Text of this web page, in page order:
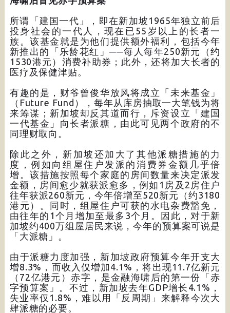
所谓「建国一代」，即在新加坡1965年独立前后
投身社会的一代人，现在已55岁以上的长者一
族。该基金就是为他们提供额外福利，包括今年
新推出的「乐龄花红」──每人每年250新元（约
1530港元）消费补助券；此外，还将加大长者的
医疗及保健津贴。
有趣的是，财爷曾俊华放风将成立「未来基金」
（Future Fund），每年从库房抽取一大笔钱为将
来筹谋；新加坡却反其道而行，斥资设立「建国
一代基金」向长者派糖，由此可见两个政府的不
同理财取向。
除此之外，新加坡还加大了其他派糖措施的力
度，例如向组屋住户发派的消费券金额几乎倍
增。该措施按照每个家庭的房间数量来决定派发
金额，房间愈少就获派愈多，例如1房及2房住户
往年获派260新元，今年倍增至520新元（约3180
港元）。同时，组屋住户可获的水电杂费豁免，
由往年的1个月增加至最多3个月。因此，对于新
加坡约400万组屋居民来说，今年的预算案可说是
「大派糖」。
由于派糖力度加强，新加坡政府预算今年开支大
增8.3%，而收入仅增加4.1%，将出现11.7亿新元
（72亿港元）赤字，是金融海啸后的第一份「赤
字预算案」。不过，新加坡去年GDP增长4.1%，
失业率仅1.8%，难以用「反周期」来解释今次大
肆派糖的必要。